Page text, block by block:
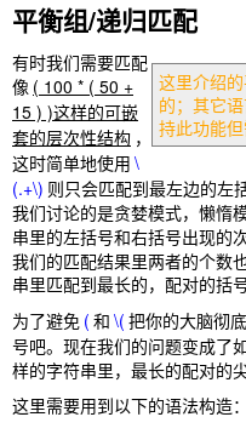
平衡组/递归匹配
这里介绍
的；其它
持此功能但
有时我们需要匹配
像 ( 100 * ( 50 +
15 ) )这样的可嵌
套的层次性结构 ，
这时简单地使用 \
(.+\) 则只会匹配到最左边的左
我们讨论的是贪婪模式，懒惰
串里的左括号和右括号出现的
我们的匹配结果里两者的个数
串里匹配到最长的，配对的括
为了避免 ( 和 \( 把你的大脑彻
号吧。现在我们的问题变成了
样的字符串里，最长的配对的
这里需要用到以下的语法构造：